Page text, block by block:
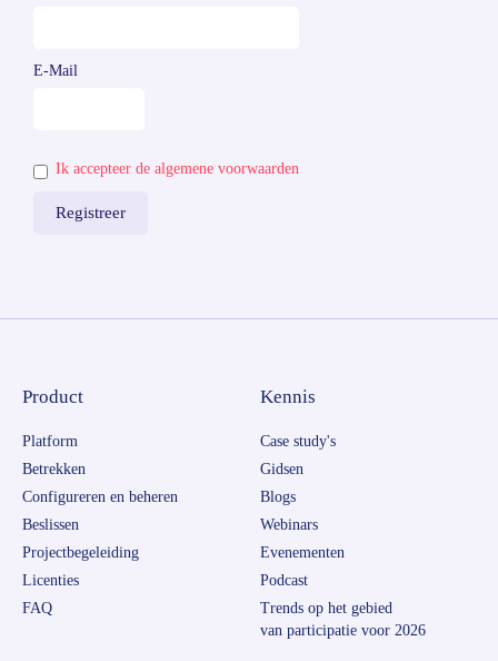
E-Mail
Ik accepteer de algemene voorwaarden
Product
Platform
Betrekken
Configureren en beheren
Beslissen
Projectbegeleiding
Licenties
FAQ
Kennis
Case study's
Gidsen
Blogs
Webinars
Evenementen
Podcast
Trends op het gebied
van participatie voor 2026